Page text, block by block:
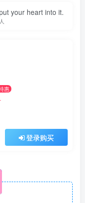
your heart into it.
惠
登录购买